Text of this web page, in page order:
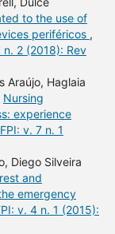
to the use of
periféricos ,
n. 2 (2018): Rev
Araújo, Haglaia
Nursing
experience
v. 7 n. 1
Diego Silveira
and
emergency
v. 4 n. 1 (2015):